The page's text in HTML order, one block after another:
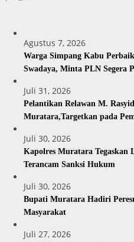
Agustus 7, 2026
Warga Simpang Kabu
Swadaya, Minta PLN Segera
Juli 31, 2026
Pelantikan Relawan M.
Muratara,Targetkan pada
Juli 30, 2026
Kapolres Muratara Tegaskan
Terancam Sanksi Hukum
Juli 30, 2026
Bupati Muratara Hadiri
Masyarakat
Juli 27, 2026